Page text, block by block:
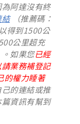
阿達沒有終
（推薦碼：
得到1500公
公里超充
。如果您已經
業務補登記
的權力睡著
的連結或推
資訊有幫到